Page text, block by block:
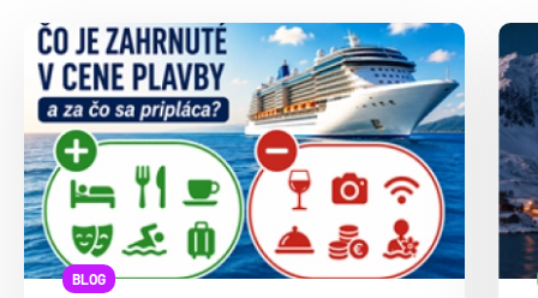
Le Soleal
L´Austral
The Spirit of Ponant
Princess
Caribbean Princess
Coral Princess
Crown Princess
BLOG